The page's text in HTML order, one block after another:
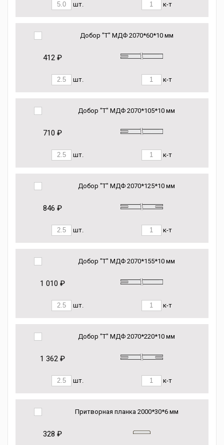
шт. к-т
Добор "Т" МДФ 2070*60*10 мм
412 ₽
шт. к-т
Добор "Т" МДФ 2070*105*10 мм
710 ₽
шт. к-т
Добор "Т" МДФ 2070*125*10 мм
846 ₽
шт. к-т
Добор "Т" МДФ 2070*155*10 мм
1 010 ₽
шт. к-т
Добор "Т" МДФ 2070*220*10 мм
1 362 ₽
шт. к-т
Притворная планка 2000*30*6 мм
328 ₽